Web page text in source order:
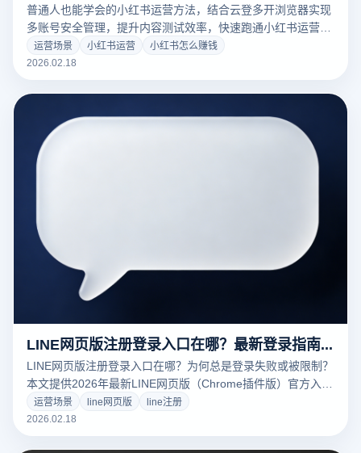
普通人也能学会的小红书运营方法，结合云登多开浏览器实现
多账号安全管理，提升内容测试效率，快速跑通小红书运营模
型。
运营场景 小红书运营
小红书怎么赚钱
2026.02.18
LINE网页版注册登录入口在哪？最新登录指南与多开浏览器防封实战
LINE网页版注册登录入口在哪？为何总是登录失败或被限制？
本文提供2026年最新LINE网页版（Chrome插件版）官方入口
与安装教程。深度解析LINE风控机制，教你利用云登多开浏览
器的环境隔离技术，解决验证码循环与IP封锁问题，实现多账
运营场景 line网页版
line注册
2026.02.18